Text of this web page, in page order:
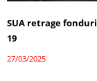
SUA retrage
19
27/03/2025